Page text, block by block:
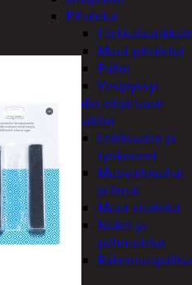
Pihalelut
Muut pihalelut
Pallot
Vesipyssyt
Radio-ohjattavat
Sisälelut
Leikkiautot ja
työkoneet
Muovailuvahat
ja limat
Muut sisälelut
Nuket ja
pehmolelut